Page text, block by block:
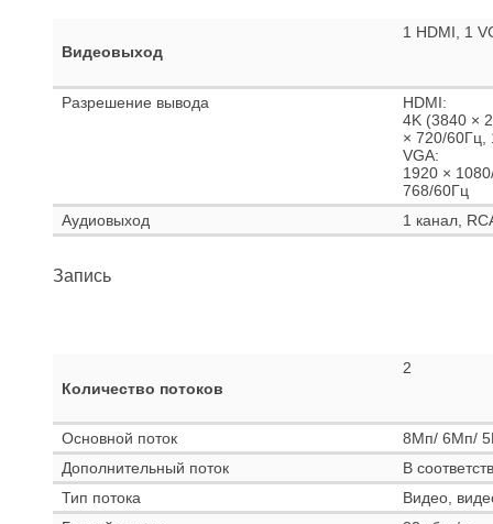
Видеовыход
1 HDMI, 1
Разрешение вывода
HDMI:
4K (3840 ×
× 720/
VGA:
1920 ×
768/60Гц
Аудиовыход
1 канал,
Запись
Количество потоков
2
Основной поток
8Мп/ 6Мп/
Дополнительный поток
В
Тип потока
Видео,